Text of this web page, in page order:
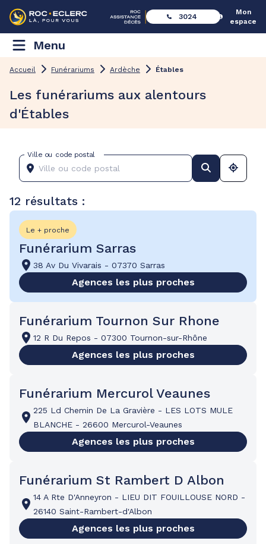
3024
Mon
espace
Menu
Accueil Funérariums Ardèche Étables
Les funérariums aux alentours
d'Étables
Ville ou code postal
12 résultats :
Le + proche
Funérarium Sarras
38 Av Du Vivarais - 07370 Sarras
Agences les plus proches
Funérarium Tournon Sur Rhone
12 R Du Repos - 07300 Tournon-sur-Rhône
Agences les plus proches
Funérarium Mercurol Veaunes
225 Ld Chemin De La Gravière - LES LOTS MULE
BLANCHE - 26600 Mercurol-Veaunes
Agences les plus proches
Funérarium St Rambert D Albon
14 A Rte D'Anneyron - LIEU DIT FOUILLOUSE NORD -
26140 Saint-Rambert-d'Albon
Agences les plus proches